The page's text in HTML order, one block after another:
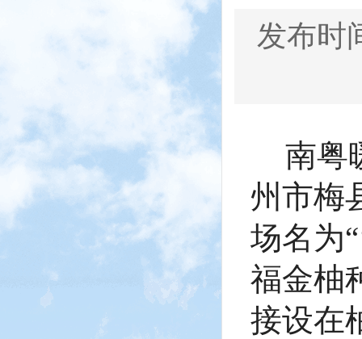
发布时
南粤
州市梅
场名为
福金柚
接设在